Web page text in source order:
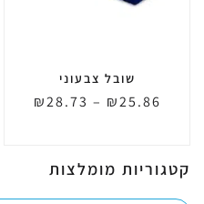
קטגוריות מומלצות
שובל צבעוני
₪25.86
–
₪28.73